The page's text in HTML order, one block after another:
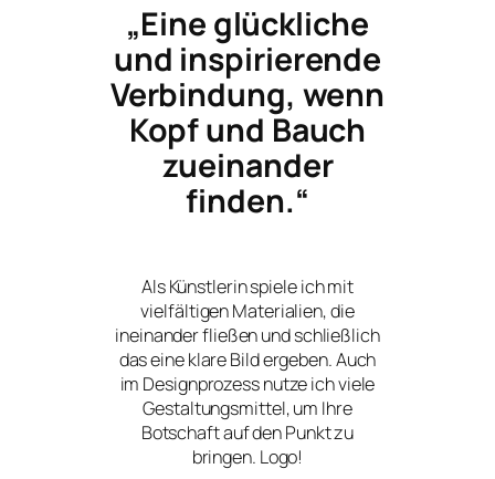
„Eine glückliche
und inspirierende
Verbindung, wenn
Kopf und Bauch
zueinander
finden.“
Als Künstlerin spiele ich mit
vielfältigen Materialien, die
ineinander fließen und schließlich
das eine klare Bild ergeben. Auch
im Designprozess nutze ich viele
Gestaltungsmittel, um Ihre
Botschaft auf den Punkt zu
bringen. Logo!